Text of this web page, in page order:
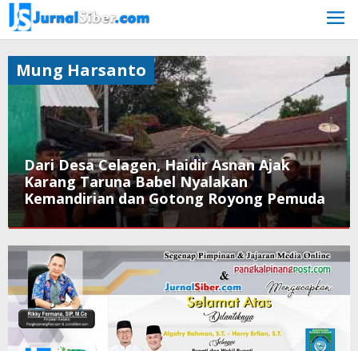
Skip
to
content
Dari Desa Celagen, Haidir Asnan Ajak
Karang Taruna Babel Nyalakan
Kemandirian dan Gotong Royong Pemuda
Selatan,
Karang
Taruna,
Mung
Harsanto
October
26,
2025
Mung Harsanto